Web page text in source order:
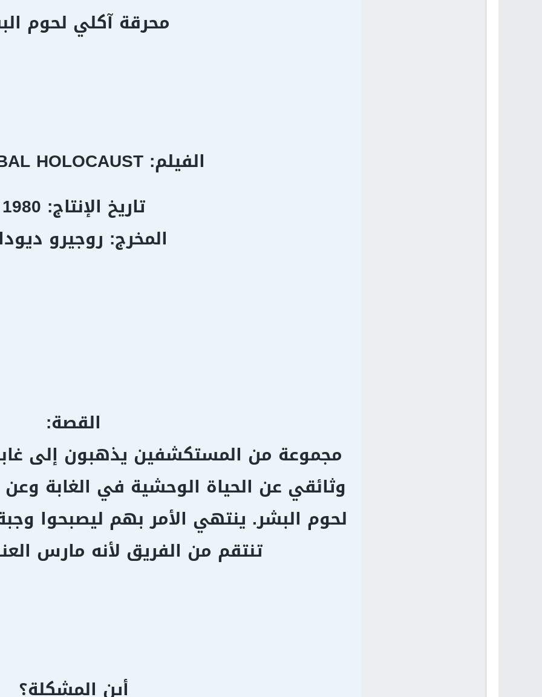
محرقة آكلي لحوم
الفيلم: CANNIBAL HOLOCAUST
تاريخ الإنتاج: 1980
المخرج: روجيرو
القصة:
مجموعة من المستكشفين يذهبون إلى
وثائقي عن الحياة الوحشية في الغابة وعن
لحوم البشر. ينتهي الأمر بهم ليصبحوا
تنتقم من الفريق لأنه مارس
أين المشكلة؟